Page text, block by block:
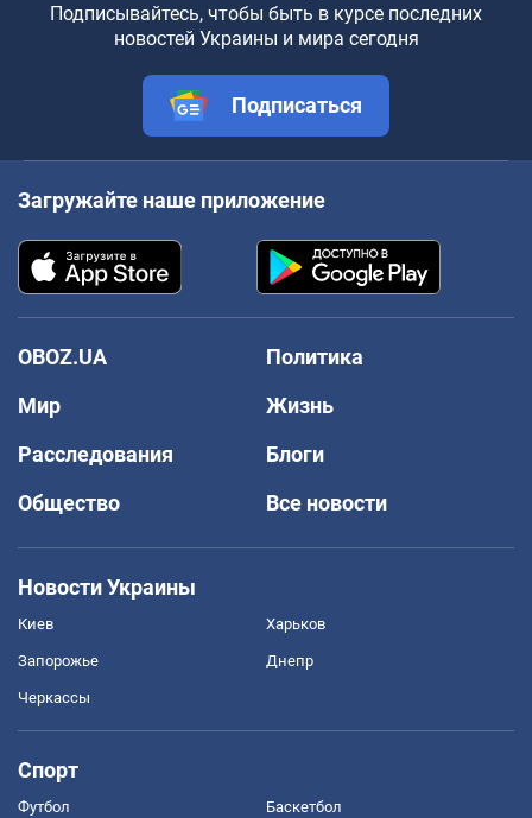
Подписывайтесь, чтобы быть в курсе последних
новостей Украины и мира сегодня
Подписаться
Загружайте наше приложение
OBOZ.UA
Политика
Мир
Жизнь
Расследования
Блоги
Общество
Все новости
Новости Украины
Киев Харьков
Запорожье Днепр
Черкассы
Спорт
Футбол Баскетбол